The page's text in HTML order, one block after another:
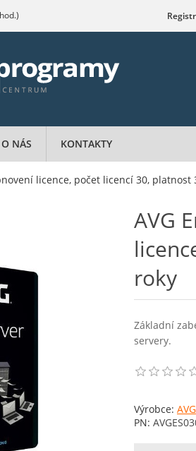
O NÁS KONTAKTY
licence, počet licencí 30, platnost
AVG
roky
Základní
servery.
Výrobce: AVG
PN: